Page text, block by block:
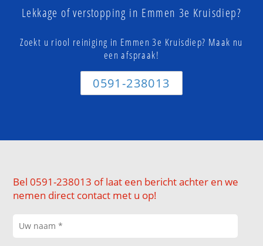
Lekkage of verstopping in Emmen 3e Kruisdiep?
Zoekt u riool reiniging in Emmen 3e Kruisdiep? Maak nu
een afspraak!
0591-238013
Bel 0591-238013 of laat een bericht achter en we
nemen direct contact met u op!